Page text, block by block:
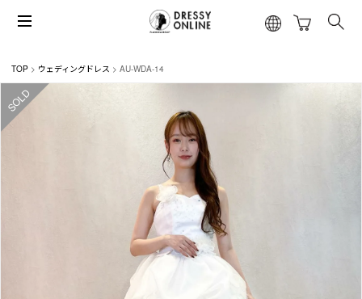
TOP ウェディングドレス AU-WDA-14